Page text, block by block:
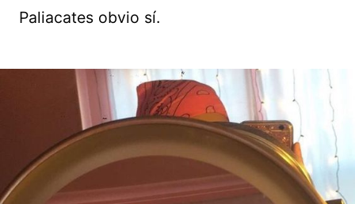
Paliacates obvio sí.